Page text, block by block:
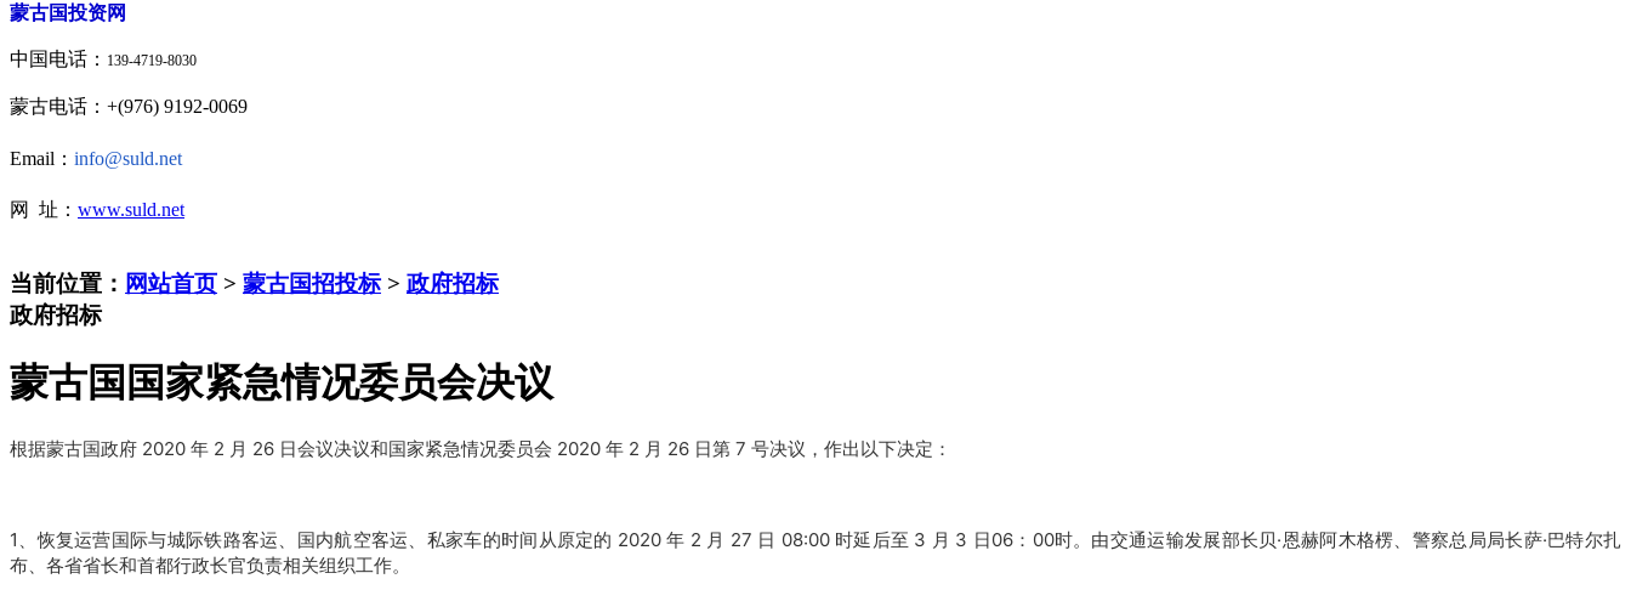
蒙古国投资网
中国电话： 139-4719-8030
蒙古电话：+(976) 9192-0069
Email： info@suld.net
网 址： www.suld.net
当前位置： 网站首页 > 蒙古国招投标> 政府招标
政府招标
蒙古国国家紧急情况委员会决议
根据蒙古国政府 2020 年 2 月 26 日会议决议和国家紧急情况委员会 2020 年 2 月 26 日第 7 号决议，作出以下决定：
1、恢复运营国际与城际铁路客运、国内航空客运、私家车的时间从原定的 2020 年 2 月 27 日 08:00 时延后至 3 月 3 日06： 00时。 由交通运输发展部长贝·恩赫阿木格楞、警察总局局长萨·巴特尔扎
布、各省省长和首都行政长官负责相关组织工作。